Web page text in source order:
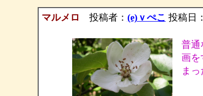
マルメロ 投稿者： (e)ｖぺこ 投稿日
普通
画を
ま